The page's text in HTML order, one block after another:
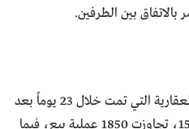
بالاتفاق بين الطرفين.
صرح وزير المالية أن حجم البيوع العقارية التي تمت خلال 23 يوماً بعد
صدور قانون البيوع العقارية رقم 15، تجاوزت 1850 عملية بيع، فيما